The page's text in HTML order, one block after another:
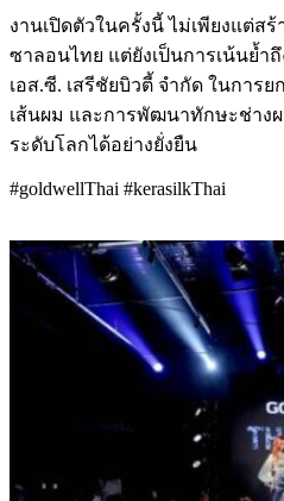
งานเปิดตัวในครั้งนี้ ไม่เพียงแต่ส
ซาลอนไทย แต่ยังเป็นการเน้นย้
เอส.ซี. เสรีชัยบิวตี้ จำกัด ในการ
เส้นผม และการพัฒนาทักษะช่าง
ระดับโลกได้อย่างยั่งยืน
#goldwellThai #kerasilkThai